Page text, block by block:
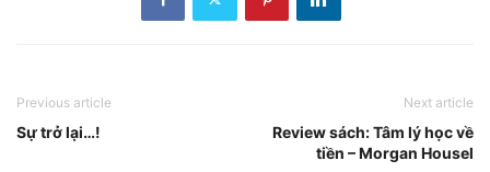
Previous article
Sự trở lại…!
Next article
Review sách: Tâm lý học về
tiền – Morgan Housel